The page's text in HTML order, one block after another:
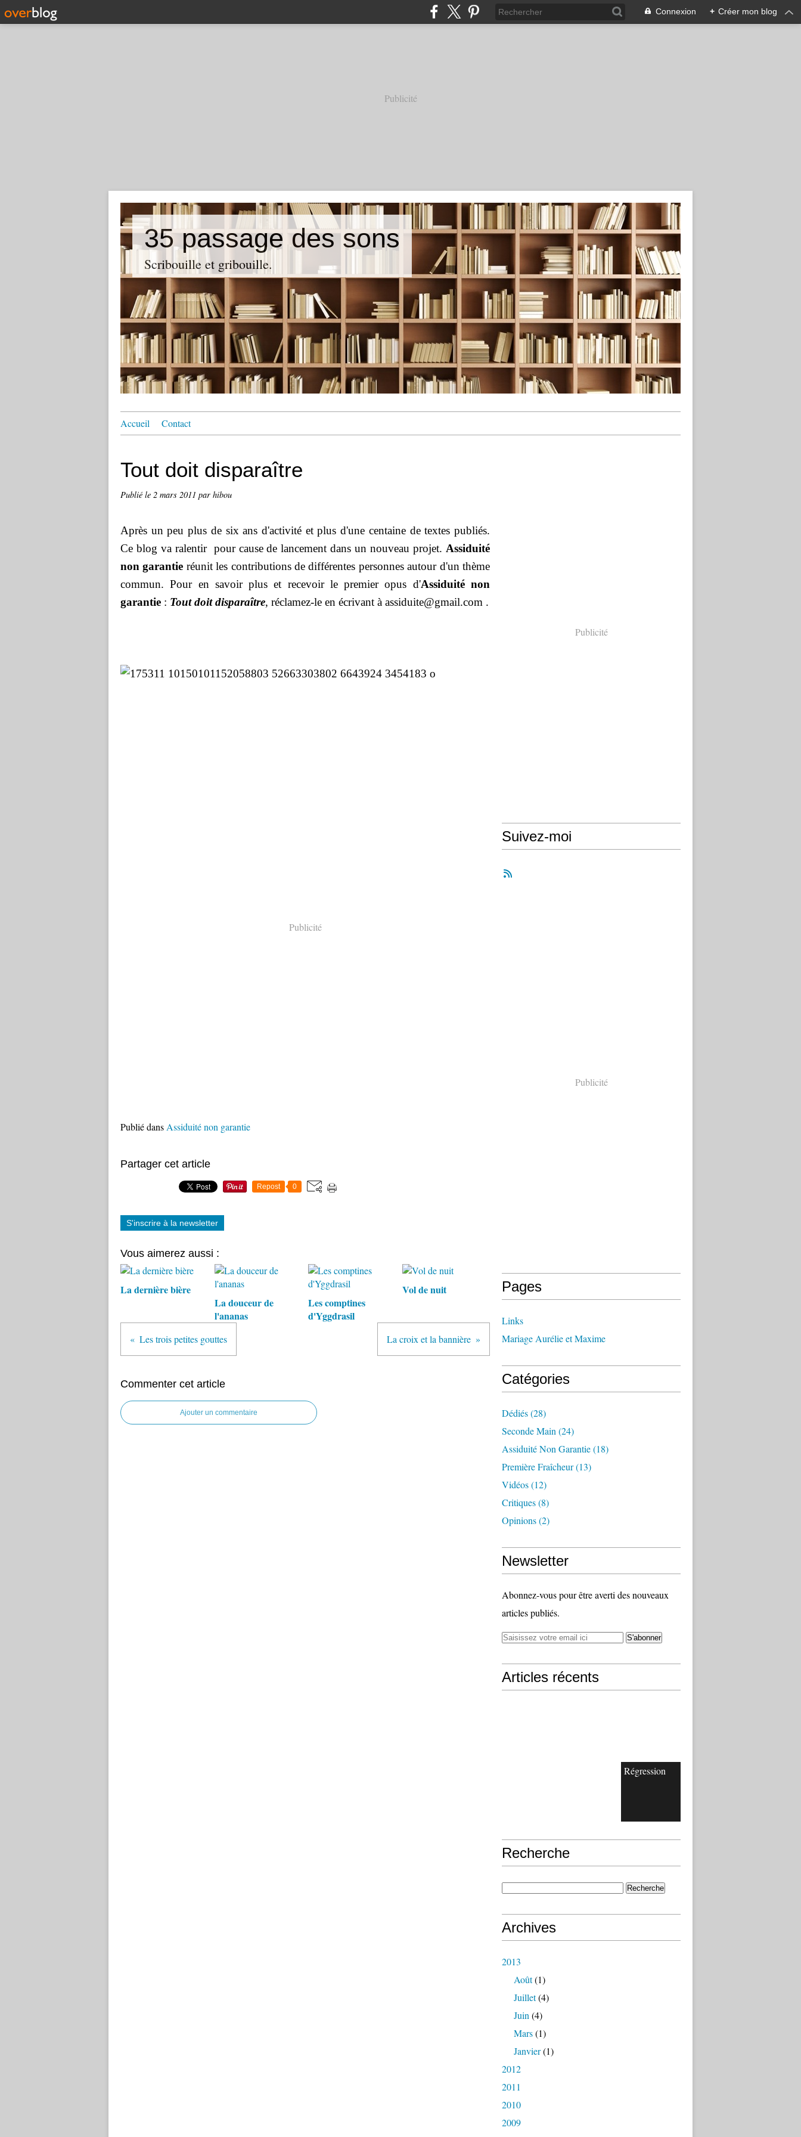
Connexion + Créer mon blog
Publicité
35 passage des sons
Scribouille et gribouille.
Accueil Contact
Tout doit disparaître
Publié le 2 mars 2011 par hibou
Après un peu plus de six ans d'activité et plus d'une centaine de textes publiés.
Ce blog va ralentir pour cause de lancement dans un nouveau projet. Assiduité
non garantie réunit les contributions de différentes personnes autour d'un thème
commun. Pour en savoir plus et recevoir le premier opus d'Assiduité non
garantie : Tout doit disparaître, réclamez-le en écrivant à assiduite@gmail.com .
Publicité
Publié dans Assiduité non garantie
Partager cet article
Repost 0
S'inscrire à la newsletter
Vous aimerez aussi :
La dernière bière
La douceur de
l'ananas
Les comptines
d'Yggdrasil
Vol de nuit
Les trois petites gouttes La croix et la bannière
Commenter cet article
Ajouter un commentaire
Publicité
Suivez-moi
Publicité
Pages
Links
Mariage Aurélie et Maxime
Catégories
Dédiés(28)
Seconde Main (24)
Assiduité Non Garantie(18)
Première Fraîcheur(13)
Vidéos(12)
Critiques(8)
Opinions(2)
Newsletter
Abonnez-vous pour être averti des nouveaux
articles publiés.
Articles récents
Régression
Recherche
Archives
2013
Août(1)
Juillet(4)
Juin (4)
Mars(1)
Janvier(1)
2012
2011
2010
2009